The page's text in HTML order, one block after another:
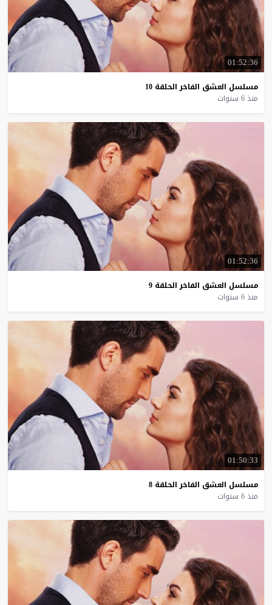
01:52:36
مسلسل العشق الفاخر الحلقة 10
منذ 6 سنوات
01:52:36
مسلسل العشق الفاخر الحلقة 9
منذ 6 سنوات
01:50:33
مسلسل العشق الفاخر الحلقة 8
منذ 6 سنوات